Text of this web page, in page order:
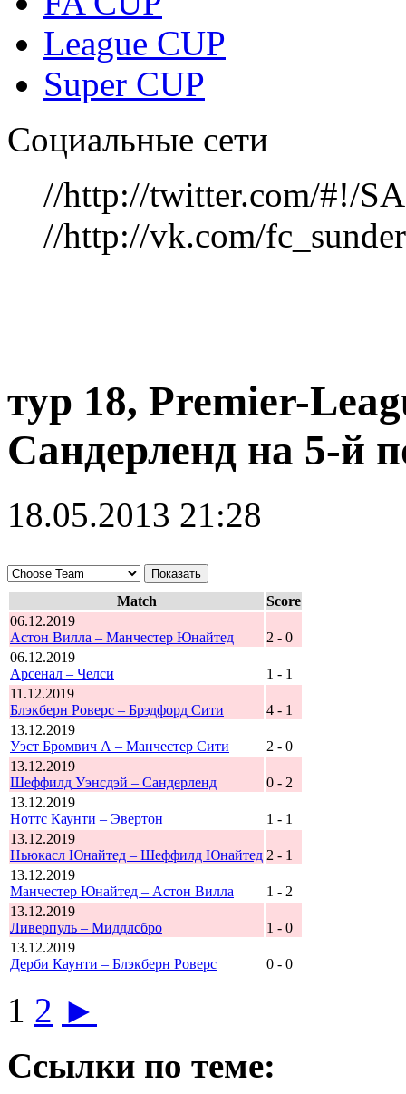
League CUP
Super CUP
Социальные сети
//http://twitter.com/#!/
//http://vk.com/
тур 18, Рremier-
Сандерленд на 5-й
18.05.2013 21:28
Match
Score
06.12.2019
Астон Вилла – Манчестер Юнайтед
2 - 0
06.12.2019
Арсенал – Челси
1 - 1
11.12.2019
Блэкберн Роверс – Брэдфорд Сити
4 - 1
13.12.2019
Уэст Бромвич А – Манчестер Сити
2 - 0
13.12.2019
Шеффилд Уэнсдэй – Сандерленд
0 - 2
13.12.2019
Ноттс Каунти – Эвертон
1 - 1
13.12.2019
Ньюкасл Юнайтед – Шеффилд Юнайтед 2 - 1
13.12.2019
Манчестер Юнайтед – Астон Вилла
1 - 2
13.12.2019
Ливерпуль – Миддлсбро
1 - 0
13.12.2019
Дерби Каунти – Блэкберн Роверс
0 - 0
1 2 ►
Ссылки по теме: